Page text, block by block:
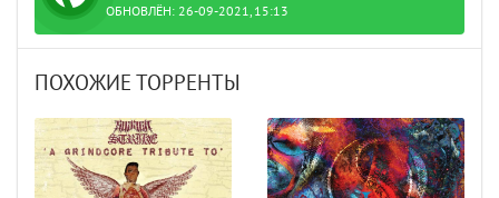
ОБНОВЛЁН: 26-09-2021, 15:13
ПОХОЖИЕ ТОРРЕНТЫ